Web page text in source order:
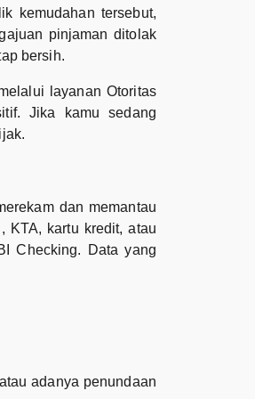
kemudahan tersebut,
pinjaman ditolak
bersih.
layanan Otoritas
Jika kamu sedang
dan memantau
KTA, kartu kredit, atau
Checking. Data yang
adanya penundaan